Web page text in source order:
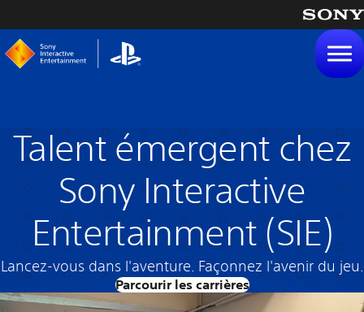
Talent émergent chez
Sony Interactive
Entertainment (SIE)
Lancez-vous dans l'aventure. Façonnez l'avenir du jeu.
Parcourir les carrières